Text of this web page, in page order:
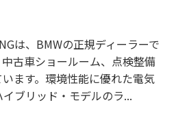
は、BMWの正規ディーラーで
古車ショールーム、点検整備
ます。環境性能に優れた電気
ブリッド・モデルのラ...